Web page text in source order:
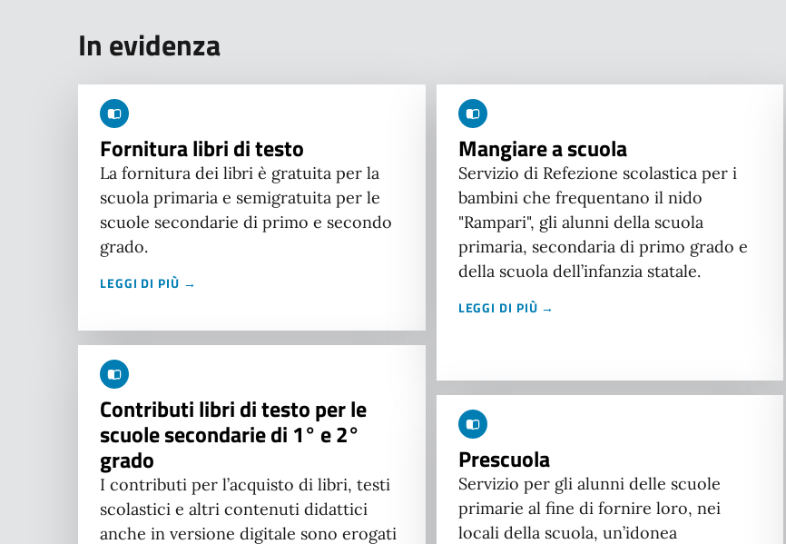
In evidenza
Fornitura libri di testo
La fornitura dei libri è gratuita per la
scuola primaria e semigratuita per le
scuole secondarie di primo e secondo
grado.
LEGGI DI PIÙ →
Contributi libri di testo per le
scuole secondarie di 1° e 2°
grado
I contributi per l’acquisto di libri, testi
scolastici e altri contenuti didattici
anche in versione digitale sono erogati
Mangiare a scuola
Servizio di Refezione scolastica per i
bambini che frequentano il nido
"Rampari", gli alunni della scuola
primaria, secondaria di primo grado e
della scuola dell’infanzia statale.
LEGGI DI PIÙ →
Prescuola
Servizio per gli alunni delle scuole
primarie al fine di fornire loro, nei
locali della scuola, un’idonea